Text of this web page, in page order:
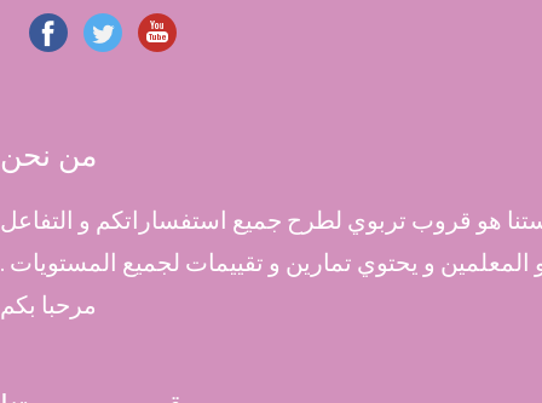
من نحن
هو قروب تربوي لطرح جميع استفساراتكم و التفاعل
و المعلمين و يحتوي تمارين و تقييمات لجميع المستويات .
مرحبا بكم